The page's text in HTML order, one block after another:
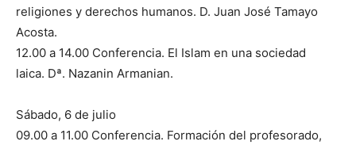
religiones y derechos humanos. D. Juan José Tamayo
Acosta.
12.00 a 14.00 Conferencia. El Islam en una sociedad
laica. Dª. Nazanin Armanian.
Sábado, 6 de julio
09.00 a 11.00 Conferencia. Formación del profesorado,